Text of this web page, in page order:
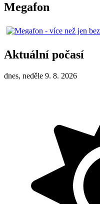
Megafon
Aktuální počasí
dnes, neděle 9. 8. 2026